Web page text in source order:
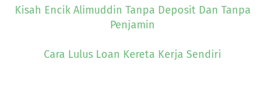
Kisah Encik Alimuddin Tanpa Deposit Dan Tanpa
Penjamin
Cara Lulus Loan Kereta Kerja Sendiri